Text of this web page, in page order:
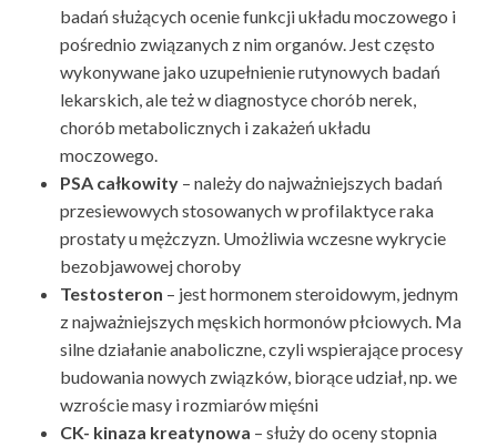
badań służących ocenie funkcji układu moczowego i
pośrednio związanych z nim organów. Jest często
wykonywane jako uzupełnienie rutynowych badań
lekarskich, ale też w diagnostyce chorób nerek,
chorób metabolicznych i zakażeń układu
moczowego.
PSA całkowity – należy do najważniejszych badań
przesiewowych stosowanych w profilaktyce raka
prostaty u mężczyzn. Umożliwia wczesne wykrycie
bezobjawowej choroby
Testosteron – jest hormonem steroidowym, jednym
z najważniejszych męskich hormonów płciowych. Ma
silne działanie anaboliczne, czyli wspierające procesy
budowania nowych związków, biorące udział, np. we
wzroście masy i rozmiarów mięśni
CK- kinaza kreatynowa – służy do oceny stopnia